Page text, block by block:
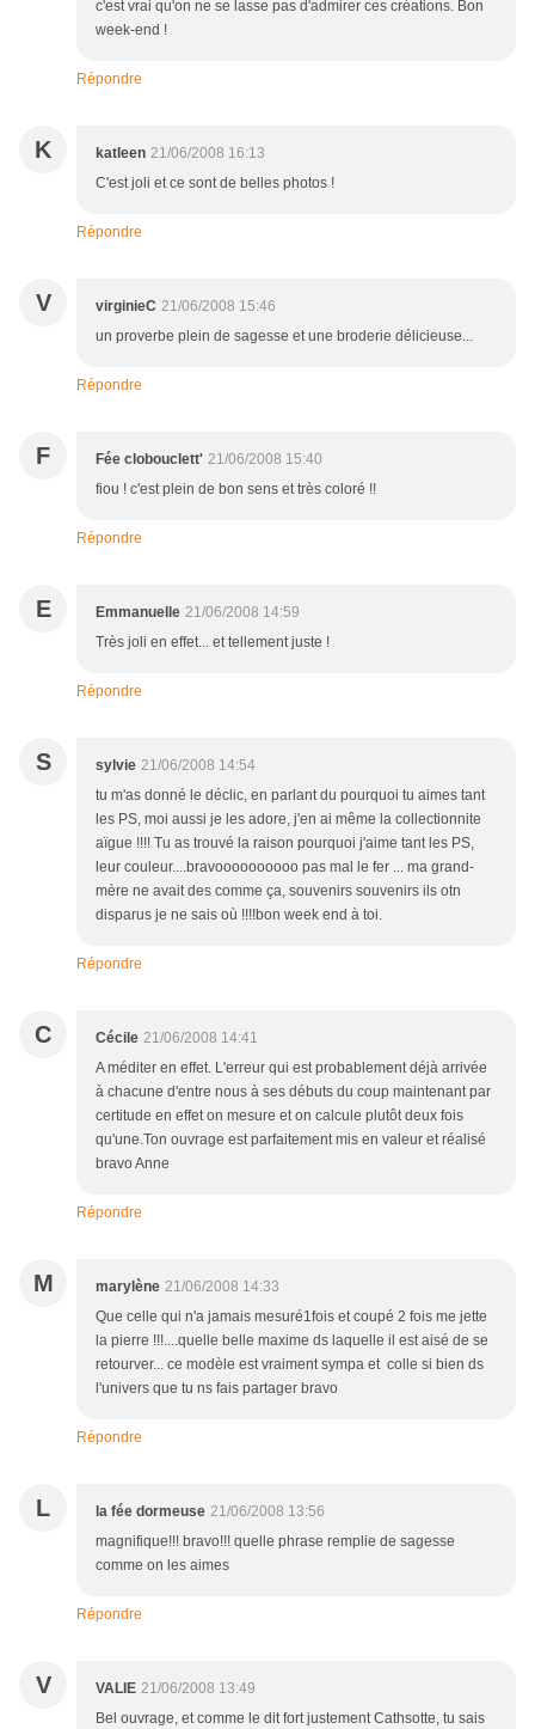
c'est vrai qu'on ne se lasse pas d'admirer ces créations. Bon
week-end !
Répondre
K katleen 21/06/2008 16:13
C'est joli et ce sont de belles photos !
Répondre
V virginieC 21/06/2008 15:46
un proverbe plein de sagesse et une broderie délicieuse...
Répondre
F Fée clobouclett' 21/06/2008 15:40
fiou ! c'est plein de bon sens et très coloré !!
Répondre
E Emmanuelle 21/06/2008 14:59
Très joli en effet... et tellement juste !
Répondre
S sylvie 21/06/2008 14:54
tu m'as donné le déclic, en parlant du pourquoi tu aimes tant
les PS, moi aussi je les adore, j'en ai même la collectionnite
aïgue !!!! Tu as trouvé la raison pourquoi j'aime tant les PS,
leur couleur....bravoooooooooo pas mal le fer ... ma grand-
mère ne avait des comme ça, souvenirs souvenirs ils otn
disparus je ne sais où !!!!bon week end à toi.
Répondre
C Cécile 21/06/2008 14:41
A méditer en effet. L'erreur qui est probablement déjà arrivée
à chacune d'entre nous à ses débuts du coup maintenant par
certitude en effet on mesure et on calcule plutôt deux fois
qu'une.Ton ouvrage est parfaitement mis en valeur et réalisé
bravo Anne
Répondre
M marylène 21/06/2008 14:33
Que celle qui n'a jamais mesuré1fois et coupé 2 fois me jette
la pierre !!!....quelle belle maxime ds laquelle il est aisé de se
retourver... ce modèle est vraiment sympa et colle si bien ds
l'univers que tu ns fais partager bravo
Répondre
L la fée dormeuse 21/06/2008 13:56
magnifique!!! bravo!!! quelle phrase remplie de sagesse
comme on les aimes
Répondre
V VALIE 21/06/2008 13:49
Bel ouvrage, et comme le dit fort justement Cathsotte, tu sais